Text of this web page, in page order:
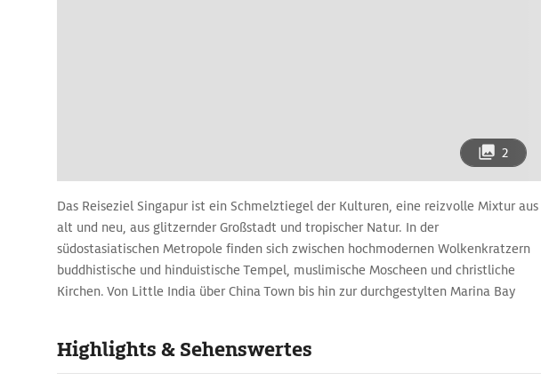
2
Das Reiseziel Singapur ist ein Schmelztiegel der Kulturen, eine reizvolle Mixtur aus
alt und neu, aus glitzernder Großstadt und tropischer Natur. In der
südostasiatischen Metropole finden sich zwischen hochmodernen Wolkenkratzern
buddhistische und hinduistische Tempel, muslimische Moscheen und christliche
Kirchen. Von Little India über China Town bis hin zur durchgestylten Marina Bay
lernen Fauna und Flora Südostasiens am schönsten in den herrlichen Botanischen
Gärten, dem Singapur Zoo, dem Jurong Bird Park sowie dem Aquarium Underwater
Highlights & Sehenswertes